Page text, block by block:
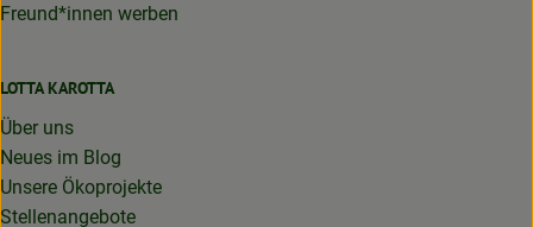
Freund*innen werben
LOTTA KAROTTA
Über uns
Neues im Blog
Unsere Ökoprojekte
Stellenangebote